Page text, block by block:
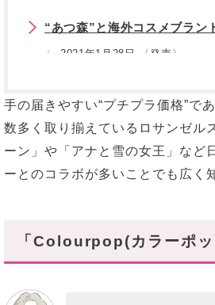
“あつ森”と海外コスメブラ
2021年1月28日 〈発売〉
③ 商品名 : what a hoot
④ 商品名 : nook, inc.
単色アイシャドウ
チーク (全2種類)
手の届きやすい“プチプラ価格”で
数多く取り揃えているロサンゼル
ーン」や「アナと雪の女王」など
ーとのコラボが多いことでも広く
「Colourpop(カラーポ